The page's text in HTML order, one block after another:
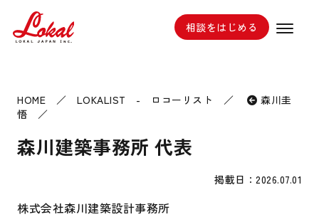
相談をはじめる
HOME ／ LOKALIST - ロコーリスト ／
森川圭
悟 ／
森川建築事務所 代表
掲載日：2026.07.01
株式会社森川建築設計事務所